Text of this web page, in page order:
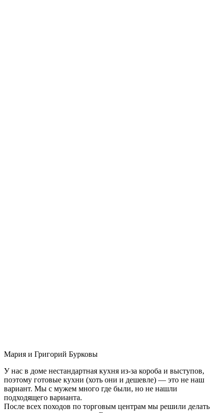
Мария и Григорий Бурковы
У нас в доме нестандартная кухня из-за короба и выступов,
поэтому готовые кухни (хоть они и дешевле) — это не наш
вариант. Мы с мужем много где были, но не нашли
подходящего варианта.
После всех походов по торговым центрам мы решили делать